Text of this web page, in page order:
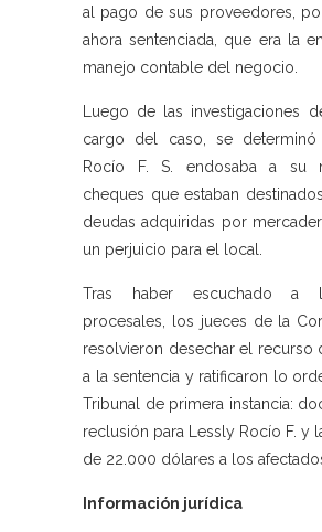
al pago de sus proveedores,
ahora sentenciada, que era la
manejo contable del negocio.
Luego de las investigaciones
cargo del caso, se
Rocío F. S. endosaba a su
cheques que estaban
deudas adquiridas por
un perjuicio para el local.
Tras haber escuchado a
procesales, los jueces de la
resolvieron desechar el recurso
a la sentencia y ratificaron lo
Tribunal de primera instancia:
reclusión para Lessly Rocío F. y
de 22.000 dólares a los
Información jurídica